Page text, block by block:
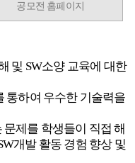
공모전 홈페이지
및 SW소양 교육에 대한
통하여 우수한 기술력을
제를 학생들이 직접 해
개발 활동 경험 향상 및